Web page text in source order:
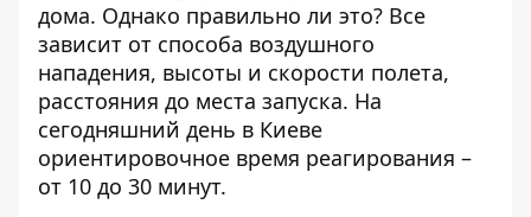
дома. Однако правильно ли это? Все
зависит от способа воздушного
нападения, высоты и скорости полета,
расстояния до места запуска. На
сегодняшний день в Киеве
ориентировочное время реагирования –
от 10 до 30 минут.